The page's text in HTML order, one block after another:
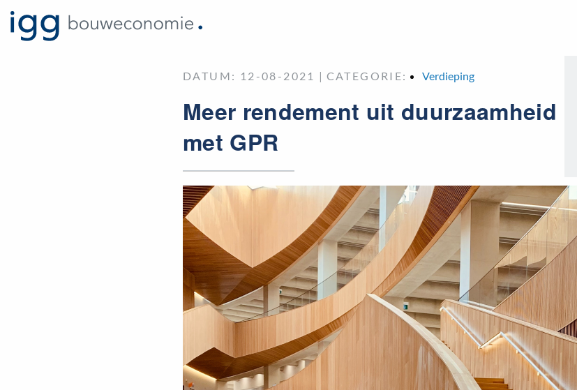
DATUM: 12-08-2021 | CATEGORIE: Verdieping
Meer rendement uit duurzaamheid
met GPR